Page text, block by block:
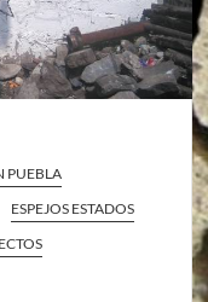
PUEBLA
ESPEJOS ESTADOS